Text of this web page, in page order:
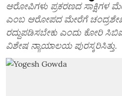
ಆರೋಪಿಗಳು ಪ್ರಕರಣದ ಸಾಕ್ಷಿಗಳ
ಎಂಬ ಆರೋಪದ ಮೇರೆಗೆ
ರದ್ದುಪಡಿಸಬೇಕು ಎಂದು ಕೋರಿ
ವಿಶೇಷ ನ್ಯಾಯಾಲಯ ಪುರಸ್ಕರಿಸಿತ್ತು.